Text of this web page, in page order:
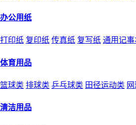
办公用纸
打印纸 复印纸 传真纸 复写纸 通用记
体育用品
篮球类 排球类 乒乓球类 田径运动类
清洁用品